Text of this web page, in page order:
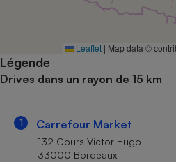
Leaflet | Map data ©
Légende
Drives dans un rayon de 15 km
1 Carrefour Market
132 Cours Victor Hugo
33000 Bordeaux